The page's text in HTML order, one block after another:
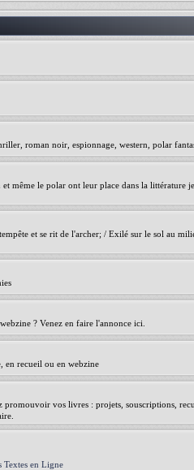
roman noir, espionnage, western, polar
même le polar ont leur place dans la littérature
et se rit de l'archer; / Exilé sur le sol au
? Venez en faire l'annonce ici.
en recueil ou en webzine
promouvoir vos livres : projets, souscriptions,
Textes en Ligne